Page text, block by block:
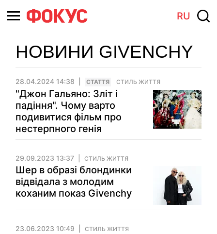
RU
НОВИНИ GIVENCHY
28.04.2024 14:38 СТАТТЯ СТИЛЬ ЖИТТЯ
"Джон Гальяно: Зліт і
падіння". Чому варто
подивитися фільм про
нестерпного генія
29.09.2023 13:37 СТИЛЬ ЖИТТЯ
Шер в образі блондинки
відвідала з молодим
коханим показ Givenchy
23.06.2023 10:49 СТИЛЬ ЖИТТЯ